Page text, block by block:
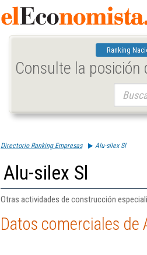
Ranking
Consulte la posición
Directorio Ranking Empresas Alu-silex Sl
Alu-silex Sl
Otras actividades de construcción
Datos comerciales de